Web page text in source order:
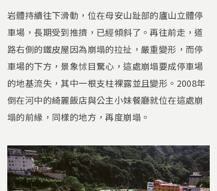
岩體持續往下滑動，位在母安山趾部的廬山立體停
車場，長期受到推擠，已經傾斜了。再往前走，道
路右側的鐵皮屋因為崩塌的拉扯，嚴重變形，而停
車場的下方，景象怵目驚心，這處崩塌要成停車場
的地基流失，其中一根支柱裸露並且變形。2008年
倒在河中的綺麗飯店與公主小妹餐廳就位在這處崩
塌的前緣，同樣的地方，再度崩塌。